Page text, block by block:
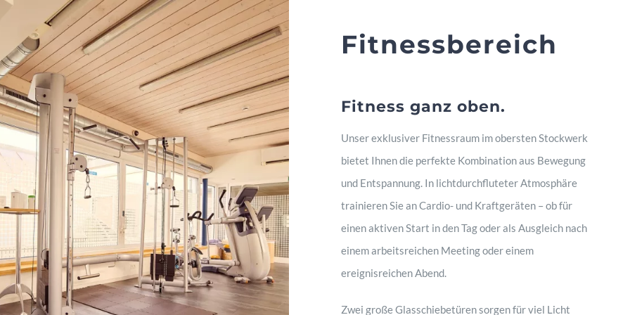
Fitnessbereich
Fitness ganz oben.
Unser exklusiver Fitnessraum im obersten Stockwerk
bietet Ihnen die perfekte Kombination aus Bewegung
und Entspannung. In lichtdurchfluteter Atmosphäre
trainieren Sie an Cardio- und Kraftgeräten – ob für
einen aktiven Start in den Tag oder als Ausgleich nach
einem arbeitsreichen Meeting oder einem
ereignisreichen Abend.
Zwei große Glasschiebetüren sorgen für viel Licht